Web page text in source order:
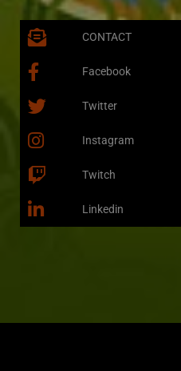
CONTACT
Facebook
Twitter
Instagram
Twitch
Linkedin